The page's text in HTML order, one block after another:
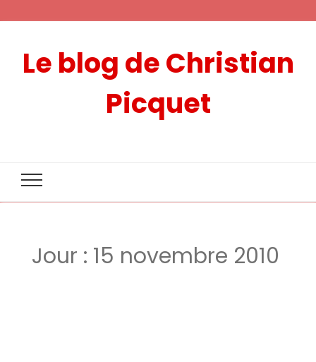
Le blog de Christian
Picquet
Jour : 15 novembre 2010